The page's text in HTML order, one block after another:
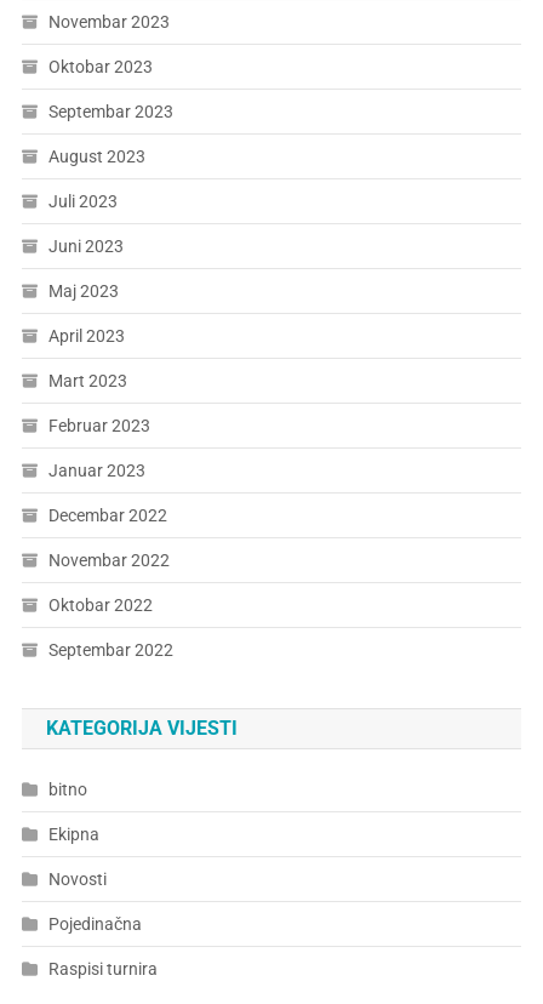
Novembar 2023
Oktobar 2023
Septembar 2023
August 2023
Juli 2023
Juni 2023
Maj 2023
April 2023
Mart 2023
Februar 2023
Januar 2023
Decembar 2022
Novembar 2022
Oktobar 2022
Septembar 2022
KATEGORIJA VIJESTI
bitno
Ekipna
Novosti
Pojedinačna
Raspisi turnira